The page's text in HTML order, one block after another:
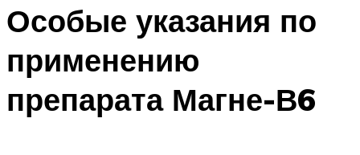
Особые указания по
применению
препарата Магне-В6